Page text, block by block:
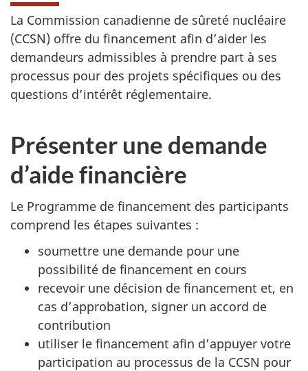
La Commission canadienne de sûreté nucléaire
(CCSN) offre du financement afin d’aider les
demandeurs admissibles à prendre part à ses
processus pour des projets spécifiques ou des
questions d’intérêt réglementaire.
Présenter une demande
d’aide financière
Le Programme de financement des participants
comprend les étapes suivantes :
soumettre une demande pour une
possibilité de financement en cours
recevoir une décision de financement et, en
cas d’approbation, signer un accord de
contribution
utiliser le financement afin d’appuyer votre
participation au processus de la CCSN pour